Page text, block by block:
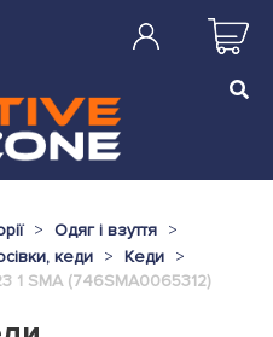
Одяг і взуття
кеди
Кеди
1 SMA (746SMA0065312)